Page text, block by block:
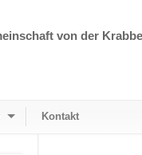
von der
Kontakt